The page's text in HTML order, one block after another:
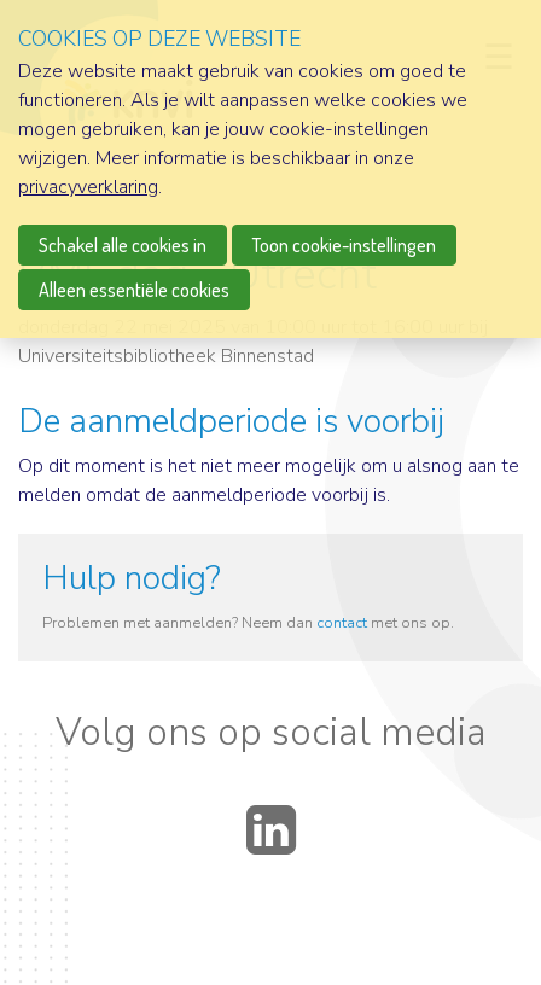
BMI-dag - Utrecht
Universiteitsbibliotheek Binnenstad
De aanmeldperiode is voorbij
Op dit moment is het niet meer mogelijk om u alsnog aan te
melden omdat de aanmeldperiode voorbij is.
Hulp nodig?
Problemen met aanmelden? Neem dan contact met ons op.
Volg ons op social media
COOKIES OP DEZE WEBSITE
Deze website maakt gebruik van cookies om goed te
functioneren. Als je wilt aanpassen welke cookies we
mogen gebruiken, kan je jouw cookie-instellingen
wijzigen. Meer informatie is beschikbaar in onze
privacyverklaring.
Schakel alle cookies in
Toon cookie-instellingen
Alleen essentiële cookies